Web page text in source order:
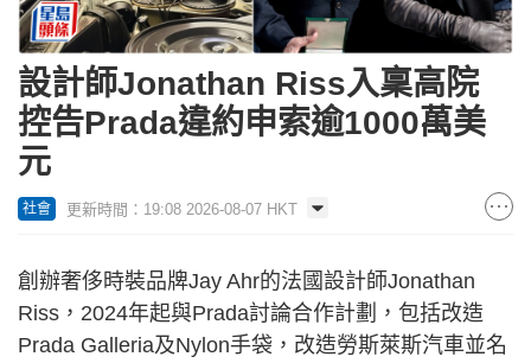
設計師Jonathan Riss入稟高院
控告Prada違約申索逾1000萬美
元
社會 更新時間：19:08 2026-08-07 HKT
創辦奢侈時裝品牌Jay Ahr的法國設計師Jonathan
Riss，2024年起與Prada討論合作計劃，包括改造
Prada Galleria及Nylon手袋，改造勞斯萊斯汽車並名